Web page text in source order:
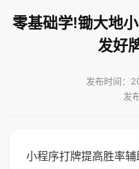
零基础学!锄大地
发好
发布时间：
发
小程序打牌提高胜率